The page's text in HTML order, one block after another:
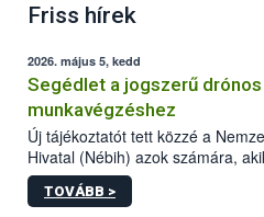
Friss hírek
2026. május 5, kedd
Segédlet a jogszerű
munkavégzéshez
Új tájékoztatót tett közzé a
Hivatal (Nébih) azok számára,
növényvédelmi vagy tápanyag-
végezni Magyarországon. Az
TOVÁBB >